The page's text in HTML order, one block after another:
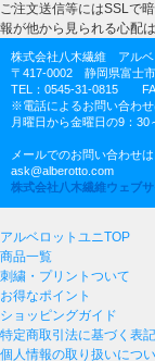
ご注文送信等にはSSLで
報が他から見られる心配
株式会社八木繊維 アルベ
〒417-0002 静岡県富士
TEL：0545-31-0815
※電話によるお問い合わせ
月曜日から金曜日の9：30
メールでのお問い合わせ
ask@alberotto.com
株式会社八木繊維ウェブサ
アルベロットユニTOP
商品一覧
刺繍・プリントついて
お得なポイント
ショッピングガイド
特定商取引法に基づく表記
個人情報の取り扱いにつ